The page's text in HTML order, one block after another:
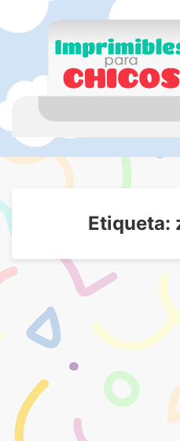
chicos
Imprimibles para chicos.
Etiqueta: